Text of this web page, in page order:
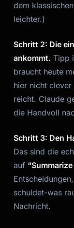
dem
leichter.)
Schritt 2: Die
ankommt. Tipp
braucht heute
hier nicht
reicht. Claude
die Handvoll
Schritt 3: Den
Das sind die
auf
schuldet-was
Nachricht.